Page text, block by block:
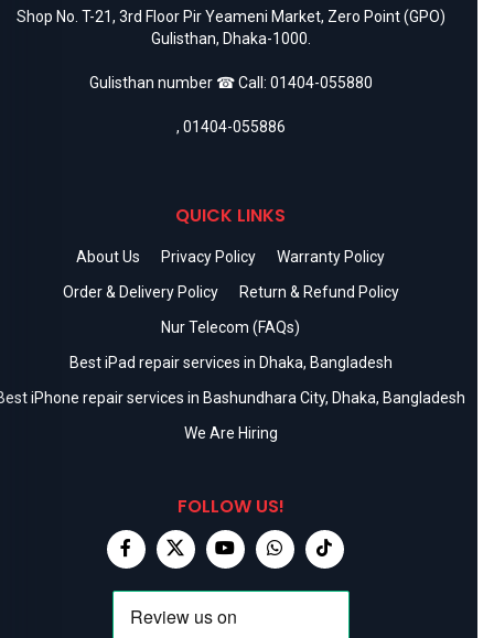
Shop No. T-21, 3rd Floor Pir Yeameni Market, Zero Point (GPO)
Gulisthan, Dhaka-1000.
Gulisthan number ☎ Call: 01404-055880
, 01404-055886
QUICK LINKS
About Us Privacy Policy
Warranty Policy
Order & Delivery Policy
Return & Refund Policy
Nur Telecom (FAQs)
Best iPad repair services in Dhaka, Bangladesh
iPhone repair services in Bashundhara City, Dhaka, Bangladesh
We Are Hiring
FOLLOW US!